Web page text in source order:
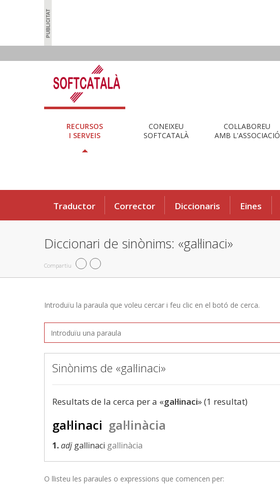
RECURSOS
I SERVEIS
CONEIXEU
SOFTCATALÀ
COL·LABOREU
AMB L'ASSOCIACIÓ
Traductor Corrector Diccionaris Eines
Diccionari de sinònims: «gal·linaci»
Compartiu
Introduïu la paraula que voleu cercar i feu clic en el botó de cerca.
Sinònims de «gal·linaci»
Resultats de la cerca per a «gal·linaci» (1 resultat)
gal·linaci gal·linàcia
1.adjgallinaci gallinàcia
O llisteu les paraules o expressions que comencen per: